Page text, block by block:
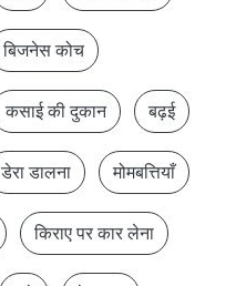
बिजनेस कोच
कसाई की दुकान बढ़ई
डेरा डालना मोमबत्तियाँ
किराए पर कार लेना